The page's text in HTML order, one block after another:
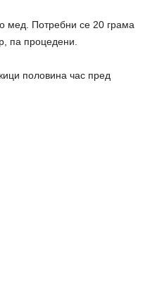
мед. Потребни се 20 грама
па процедени.
половина час пред